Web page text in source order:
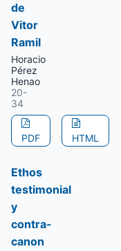
de
Vitor
Ramil
Horacio
Pérez
Henao
20-
34
PDF HTML
Ethos
testimonial
y
contra-
canon